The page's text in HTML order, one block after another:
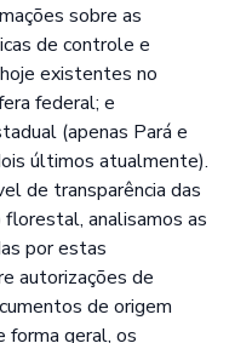
sobre as
de controle e
existentes no
federal; e
(apenas Pará e
últimos atualmente).
de transparência das
analisamos as
por estas
autorizações de
de origem
geral, os